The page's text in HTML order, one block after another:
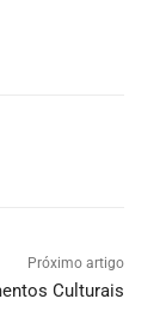
Próximo artigo
Culturais